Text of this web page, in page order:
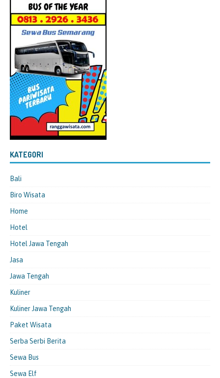
KATEGORI
Bali
Biro Wisata
Home
Hotel
Hotel Jawa Tengah
Jasa
Jawa Tengah
Kuliner
Kuliner Jawa Tengah
Paket Wisata
Serba Serbi Berita
Sewa Bus
Sewa Elf